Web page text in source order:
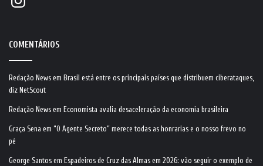
COMENTÁRIOS
Redação News em Brasil está entre os principais países que distribuem ciberataques,
diz NetScout
Redação News em Economista avalia desaceleração da economia brasileira
Graça Sena em “O Agente Secreto” merece todas as honrarias e o nosso frevo no
pé
George Santos em Espadeiros de Cruz das Almas em 2026: vão seguir o exemplo de